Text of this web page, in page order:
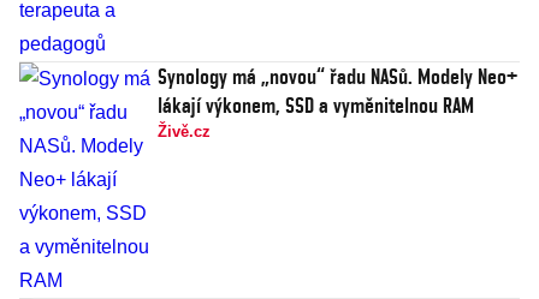
Synology má „novou“ řadu NASů. Modely Neo+
lákají výkonem, SSD a vyměnitelnou RAM
Živě.cz